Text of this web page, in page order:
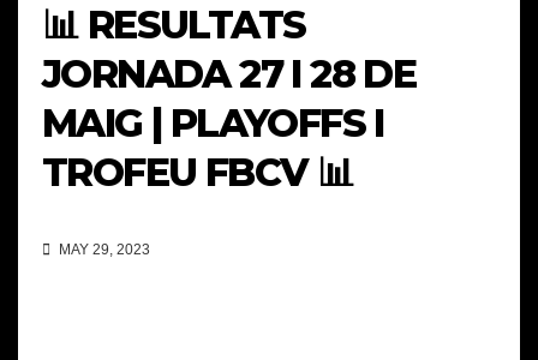
📊 RESULTATS
JORNADA 27 I 28 DE
MAIG | PLAYOFFS I
TROFEU FBCV 📊
MAY 29, 2023